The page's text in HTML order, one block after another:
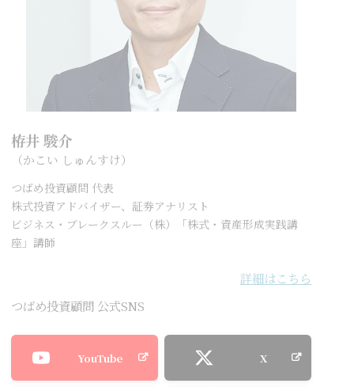
栫井 駿介
（かこい しゅんすけ）
つばめ投資顧問 代表
株式投資アドバイザー、証券アナリスト
ビジネス・ブレークスルー（株）「株式・資産形成実践講
座」講師
詳細はこちら
つばめ投資顧問 公式SNS
YouTube X